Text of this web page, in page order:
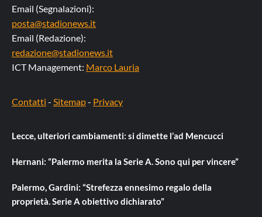
Email (Segnalazioni):
posta@stadionews.it
Email (Redazione):
redazione@stadionews.it
ICT Management: Marco Lauria
Contatti - Sitemap- Privacy
Lecce, ulteriori cambiamenti: si dimette l’ad Mencucci
Hernani: “Palermo merita la Serie A. Sono qui per vincere”
Palermo, Gardini: “Strefezza ennesimo regalo della
proprietà. Serie A obiettivo dichiarato”